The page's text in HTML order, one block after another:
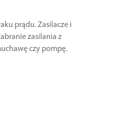
prądu. Zasilacze i
zasilania z
czy pompę.